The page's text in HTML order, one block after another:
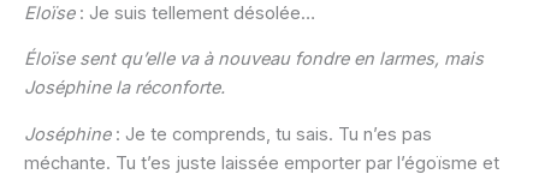
Eloïse: Je suis tellement désolée…
Éloïse sent qu’elle va à nouveau fondre en larmes, mais
Joséphine la réconforte.
Joséphine: Je te comprends, tu sais. Tu n’es pas
méchante. Tu t’es juste laissée emporter par l’égoïsme et